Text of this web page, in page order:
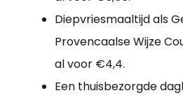
Diepvriesmaaltijd als
Provencaalse Wijze
al voor €4,4.
Een thuisbezorgde